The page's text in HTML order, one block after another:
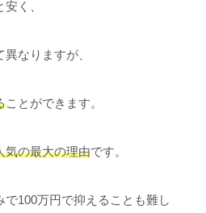
く、
なりますが、
ことができます。
気の最大の理由です。
100万円で抑えることも難し